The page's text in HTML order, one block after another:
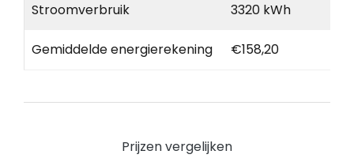
Stroomverbruik 3320 kWh
Gemiddelde energierekening €158,20
Prijzen vergelijken